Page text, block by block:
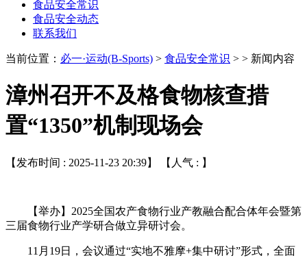
食品安全常识
食品安全动态
联系我们
当前位置： 必一·运动(B-Sports) > 食品安全常识 > > 新闻内容
漳州召开不及格食物核查措
置“1350”机制现场会
【发布时间 : 2025-11-23 20:39】 【人气 : 】
【举办】2025全国农产食物行业产教融合配合体年会暨第
三届食物行业产学研合做立异研讨会。
11月19日，会议通过“实地不雅摩+集中研讨”形式，全面